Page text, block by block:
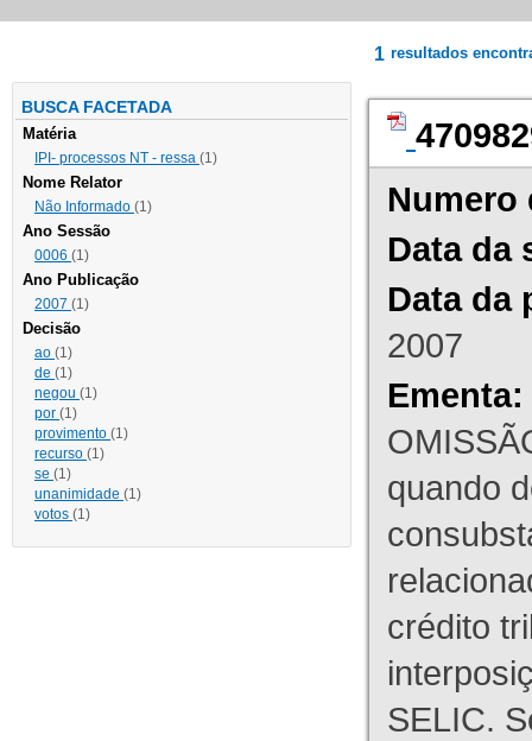
BUSCA FACETADA
Matéria
IPI- processos NT - ressa (1)
Nome Relator
Não Informado (1)
Ano Sessão
0006 (1)
Ano Publicação
2007 (1)
Decisão
ao (1)
de (1)
negou (1)
por (1)
provimento (1)
recurso (1)
se (1)
unanimidade (1)
votos (1)
1 resultados
Numero
Data da
Data da
2007
Ementa:
quando
crédito
SELIC.